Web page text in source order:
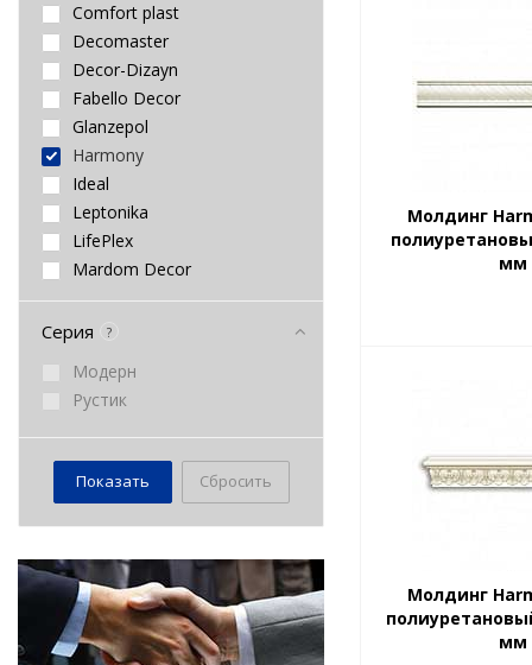
Молдинг
мм
Молдинг
мм
Кессон
Колонна
Консоль
Купол
Молдинг
Накладка
Наличник
Ниша
Орнамент
Основание
Панель
Панно
Пилястра
Плинтус
Полукапитель
Полуколонна
Портал
Профиль
Пьедестал
Розетка
Comfort plast
Decomaster
Decor-Dizayn
Fabello Decor
Glanzepol
Harmony
Ideal
Leptonika
LifePlex
Mardom Decor
NMC
Orac Decor
Киндекор
Перфект
Солид
Ставрос
Серия ?
Модерн
Рустик
Сбросить